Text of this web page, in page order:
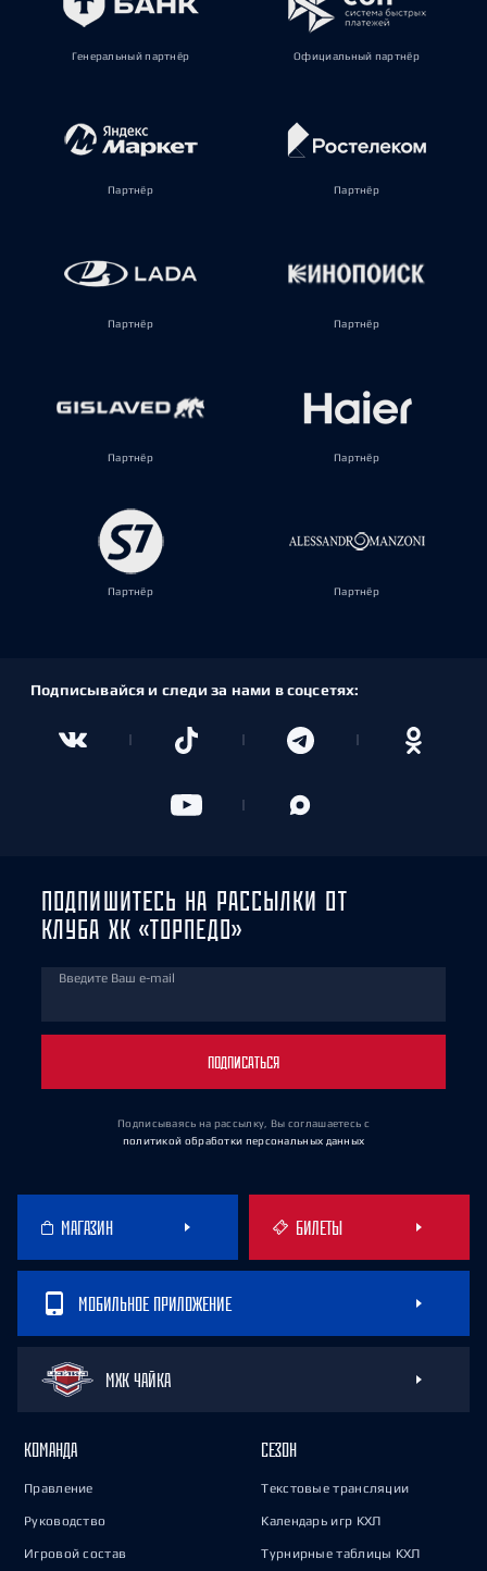
Генеральный партнёр Официальный партнёр
Партнёр Партнёр
Партнёр Партнёр
Партнёр Партнёр
Партнёр Партнёр
Подписывайся и следи за нами в соцсетях:
ПОДПИШИТЕСЬ НА РАССЫЛКИ ОТ
КЛУБА ХК «ТОРПЕДО»
Введите Ваш e-mail
ПОДПИСАТЬСЯ
Подписываясь на рассылку, Вы соглашаетесь с
политикой обработки персональных данных
МАГАЗИН БИЛЕТЫ
МОБИЛЬНОЕ ПРИЛОЖЕНИЕ
МХК ЧАЙКА
КОМАНДА
Правление
Руководство
Игровой состав
СЕЗОН
Текстовые трансляции
Календарь игр КХЛ
Турнирные таблицы КХЛ